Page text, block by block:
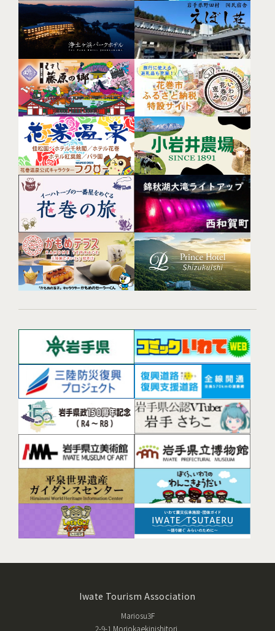
Iwate Tourism Association
Mariosu3F
2-9-1 Moriokaekinishitori,